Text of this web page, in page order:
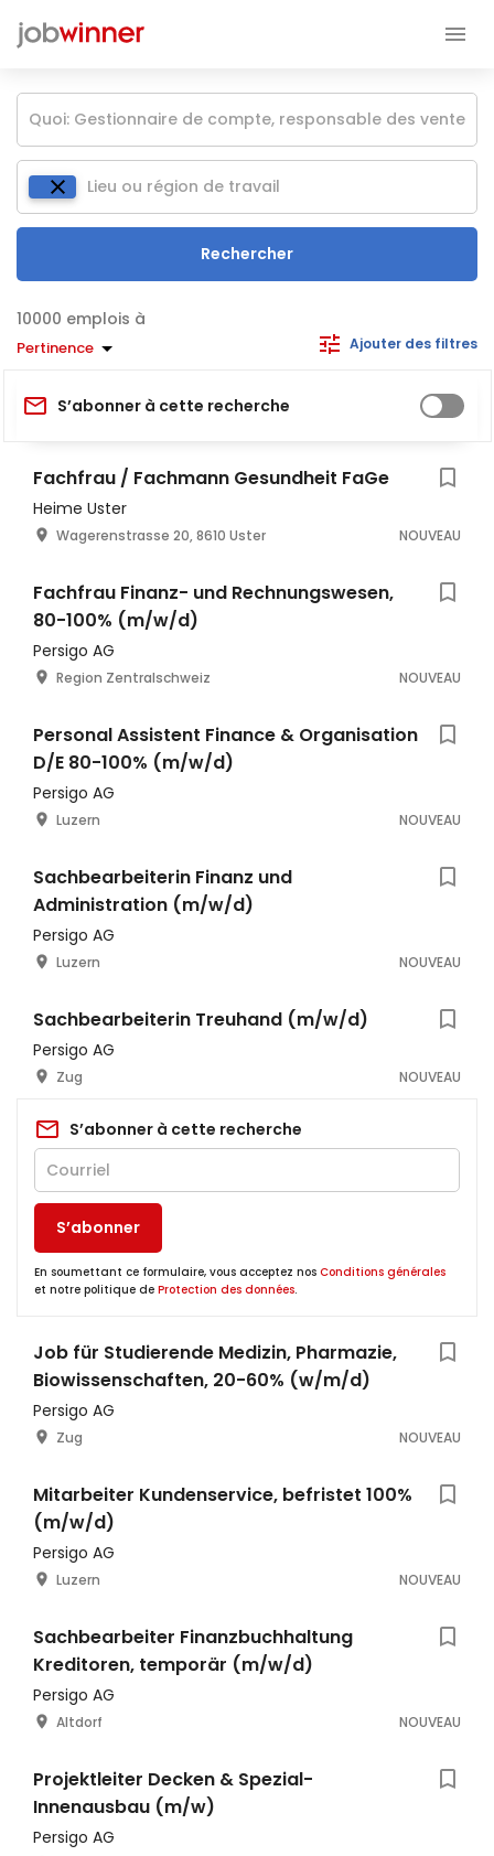
Rechercher
emplois à
Pertinence Ajouter des filtres
S’abonner à cette recherche
Fachfrau / Fachmann Gesundheit FaGe
Heime Uster
Wagerenstrasse 20, 8610 Uster NOUVEAU
Fachfrau Finanz- und Rechnungswesen,
80-100% (m/w/d)
Persigo AG
Region Zentralschweiz NOUVEAU
Personal Assistent Finance & Organisation
D/E 80-100% (m/w/d)
Persigo AG
Luzern NOUVEAU
Sachbearbeiterin Finanz und
Administration (m/w/d)
Persigo AG
Luzern NOUVEAU
Sachbearbeiterin Treuhand (m/w/d)
Persigo AG
Zug NOUVEAU
S’abonner à cette recherche
S’abonner
En soumettant ce formulaire, vous acceptez nos Conditions générales
et notre politique de Protection des données.
Job für Studierende Medizin, Pharmazie,
Biowissenschaften, 20-60% (w/m/d)
Persigo AG
Zug NOUVEAU
Mitarbeiter Kundenservice, befristet 100%
(m/w/d)
Persigo AG
Luzern NOUVEAU
Sachbearbeiter Finanzbuchhaltung
Kreditoren, temporär (m/w/d)
Persigo AG
Altdorf NOUVEAU
Projektleiter Decken & Spezial-
Innenausbau (m/w)
Persigo AG